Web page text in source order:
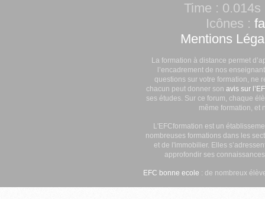
Time :
Icônes :
Mentions
La formation à distance permet
l’encadrement de nos
questions sur votre formation, ne
chacun peut donner son avis sur
ses études. Sur ce forum, chaque
même formation, et
L'EFCformation est un
nombreuses formations dans les
et de l'immobilier. Elles
approfondir ses
EFC bonne ecole : de nombreux